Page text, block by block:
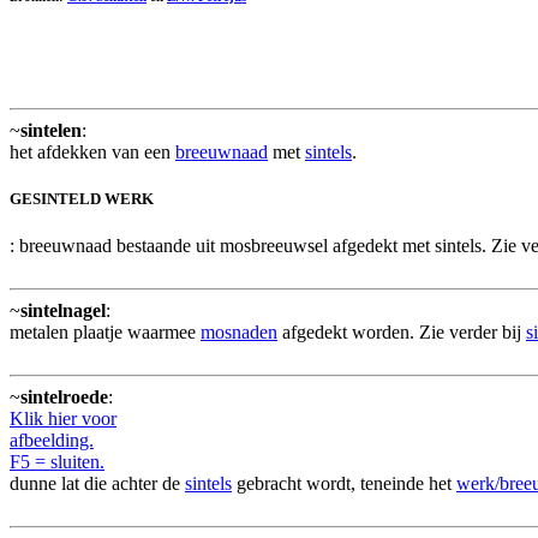
~sintelen:
het afdekken van een breeuwnaad met sintels.
GESINTELD WERK
: breeuwnaad bestaande uit mosbreeuwsel afgedekt met sintels. Zie
~sintelnagel:
metalen plaatje waarmee mosnaden afgedekt worden. Zie verder bij
~sintelroede:
Klik hier voor
afbeelding.
F5 = sluiten.
dunne lat die achter de sintels gebracht wordt, teneinde het werk/